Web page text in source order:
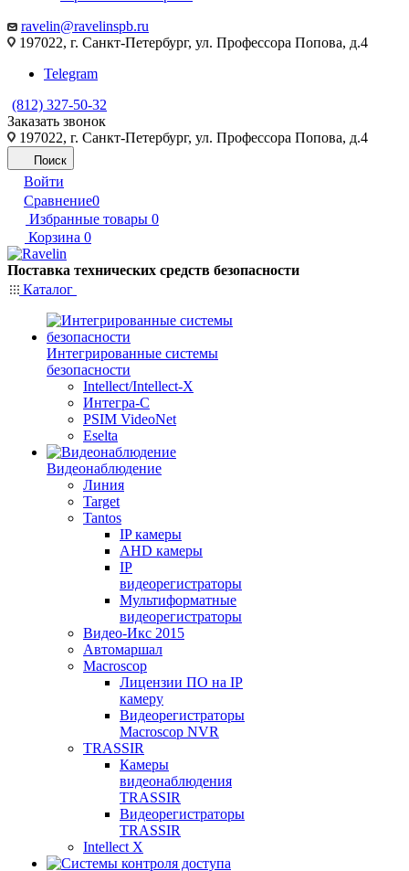
ravelin@ravelinspb.ru
197022, г. Санкт-Петербург, ул. Профессора Попова, д.4
Telegram
(812) 327-50-32
Заказать звонок
197022, г. Санкт-Петербург, ул. Профессора Попова, д.4
Поиск
Войти
Сравнение0
Избранные товары 0
Корзина 0
Поставка технических средств безопасности
Каталог
Интегрированные системы
безопасности
Intellect/Intellect-X
Интегра-С
PSIM VideoNet
Eselta
Видеонаблюдение
Линия
Target
Tantos
IP камеры
AHD камеры
IP
видеорегистраторы
Мультиформатные
видеорегистраторы
Видео-Икс 2015
Автомаршал
Macroscop
Лицензии ПО на IP
камеру
Видеорегистраторы
Macroscop NVR
TRASSIR
Камеры
видеонаблюдения
TRASSIR
Видеорегистраторы
TRASSIR
Intellect X